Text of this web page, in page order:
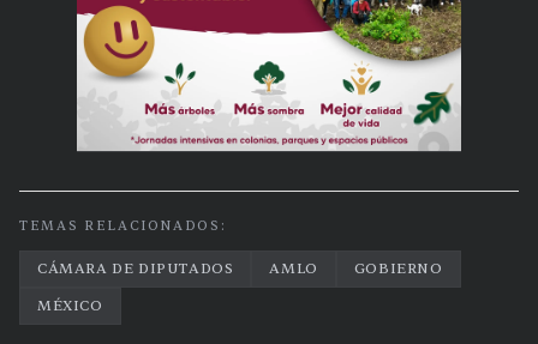
TEMAS RELACIONADOS:
CÁMARA DE DIPUTADOS AMLO
GOBIERNO
MÉXICO